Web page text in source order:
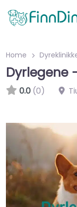
Home
Dyrlegene
0.0 (0)